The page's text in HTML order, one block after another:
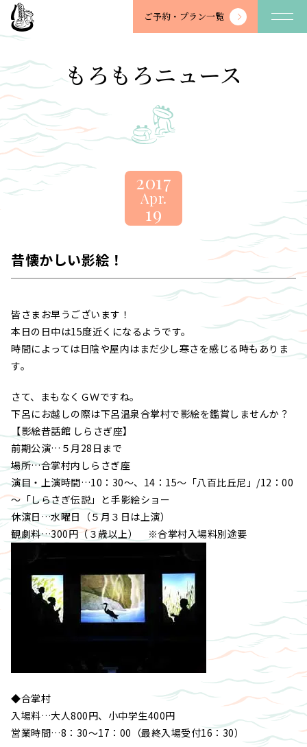
望
川
-
BOSENKAN
ご予約・ プラン一覧
もろもろニュース
2017
Apr.
19
昔懐かしい影絵！
皆さまお早うございます！
本日の日中は15度近くになるようです。
時間によっては日陰や屋内はまだ少し寒さを感じる時もありま
す。
さて、まもなくＧＷですね。
下呂にお越しの際は下呂温泉合掌村で影絵を鑑賞しませんか？
【影絵昔話館 しらさぎ座】
前期公演…５月28日まで
場所…合掌村内しらさぎ座
演目・上演時間…10：30～、14：15～「八百比丘尼」/12：00
～「しらさぎ伝説」と手影絵ショー
休演日…水曜日（５月３日は上演）
観劇料…300円（３歳以上） ※合掌村入場料別途要
◆合掌村
入場料…大人800円、小中学生400円
営業時間…8：30～17：00（最終入場受付16：30）